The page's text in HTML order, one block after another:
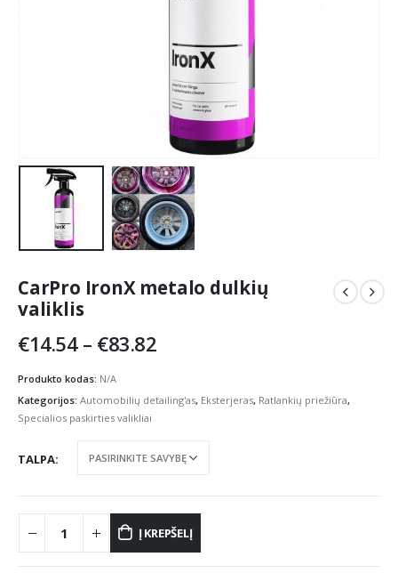
CarPro IronX metalo dulkių
valiklis
€14.54 – €83.82Price
through
Produkto kodas: N/A
Kategorijos: Automobilių detailing'as, Eksterjeras, Ratlankių priežiūra,
Specialios paskirties valikliai
TALPA
Į KREPŠELĮ